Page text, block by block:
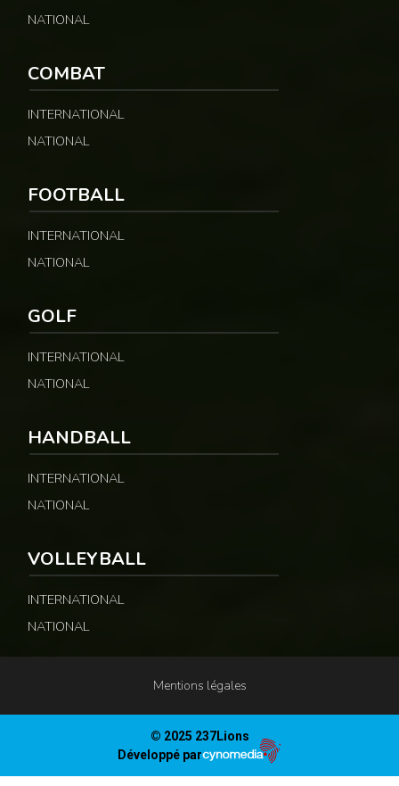
NATIONAL
COMBAT
INTERNATIONAL
NATIONAL
FOOTBALL
INTERNATIONAL
NATIONAL
GOLF
INTERNATIONAL
NATIONAL
HANDBALL
INTERNATIONAL
NATIONAL
VOLLEYBALL
INTERNATIONAL
NATIONAL
Mentions légales
© 2025 237Lions
Développé par